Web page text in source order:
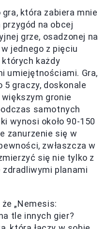
gra, która zabiera mnie
na obcej
grze, osadzonej na
jednego z pięciu
których każdy
umiejętnościami. Gra,
5 graczy, doskonale
gronie
samotnych
wynosi około 90-150
zanurzenie się w
zwłaszcza w
się nie tylko z
planami
„Nemesis:
tle innych gier?